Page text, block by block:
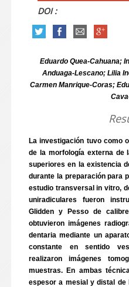
DOI :
Eduardo Quea-Cahuana;
Anduaga-Lescano; Lilia
Carmen Manrique-Coras;
La investigación tuvo como
de la morfología externa de
superiores en la existencia
durante la preparación para
estudio transversal in vitro,
uniradiculares fueron
Glidden y Pesso de
obtuvieron imágenes
dentaria mediante un
constante en sentido
realizaron imágenes
muestras. En ambas
espesor a mesial y distal de